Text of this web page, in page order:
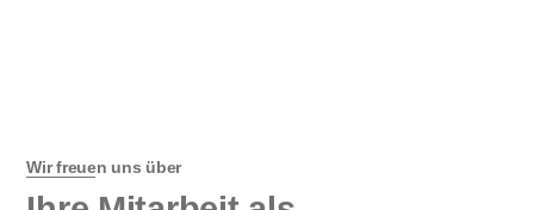
Wir freuen uns über